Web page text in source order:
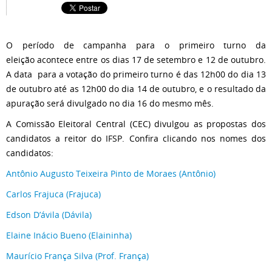
O período de campanha para o primeiro turno da
eleição acontece entre os dias 17 de setembro e 12 de outubro.
A data para a votação do primeiro turno é das 12h00 do dia 13
de outubro até as 12h00 do dia 14 de outubro, e o resultado da
apuração será divulgado no dia 16 do mesmo mês.
A Comissão Eleitoral Central (CEC) divulgou as propostas dos
candidatos a reitor do IFSP. Confira clicando nos nomes dos
candidatos:
Antônio Augusto Teixeira Pinto de Moraes (Antônio)
Carlos Frajuca (Frajuca)
Edson D’ávila (Dávila)
Elaine Inácio Bueno (Elaininha)
Maurício França Silva (Prof. França)